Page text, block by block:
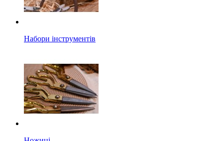
Набори інструментів